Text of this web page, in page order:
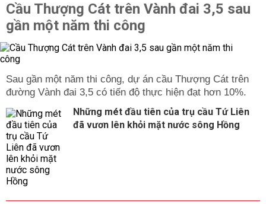
Cầu Thượng Cát trên Vành đai 3,5 sau
gần một năm thi công
Sau gần một năm thi công, dự án cầu Thượng Cát trên
đường Vành đai 3,5 có tiến độ thực hiện đạt hơn 10%.
Những mét đầu tiên của trụ cầu Tứ Liên
đã vươn lên khỏi mặt nước sông Hồng